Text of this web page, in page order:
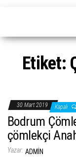
Etiket:
30 Mart 2019 Kapalı
Bodrum
çömlekçi
Yazar: ADMIN